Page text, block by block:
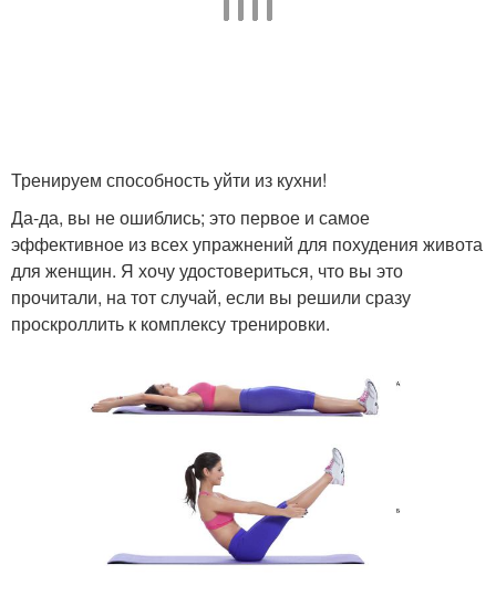
Тренируем способность уйти из кухни!
Да-да, вы не ошиблись; это первое и самое
эффективное из всех упражнений для похудения живота
для женщин. Я хочу удостовериться, что вы это
прочитали, на тот случай, если вы решили сразу
проскроллить к комплексу тренировки.